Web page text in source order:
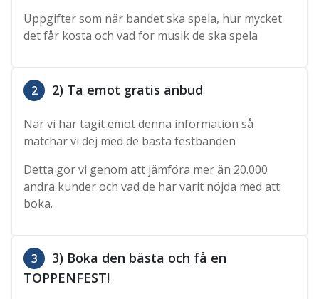
Uppgifter som när bandet ska spela, hur mycket
det får kosta och vad för musik de ska spela
2 2) Ta emot gratis anbud
När vi har tagit emot denna information så
matchar vi dej med de bästa festbanden
Detta gör vi genom att jämföra mer än 20.000
andra kunder och vad de har varit nöjda med att
boka.
3
3) Boka den bästa och få en
TOPPENFEST!